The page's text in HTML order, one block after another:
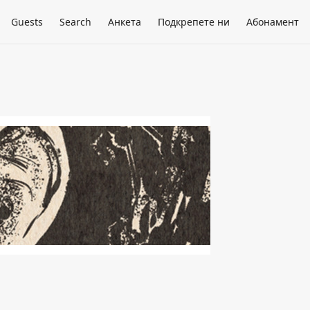
Guests Search Анкета Подкрепете ни Абонамент